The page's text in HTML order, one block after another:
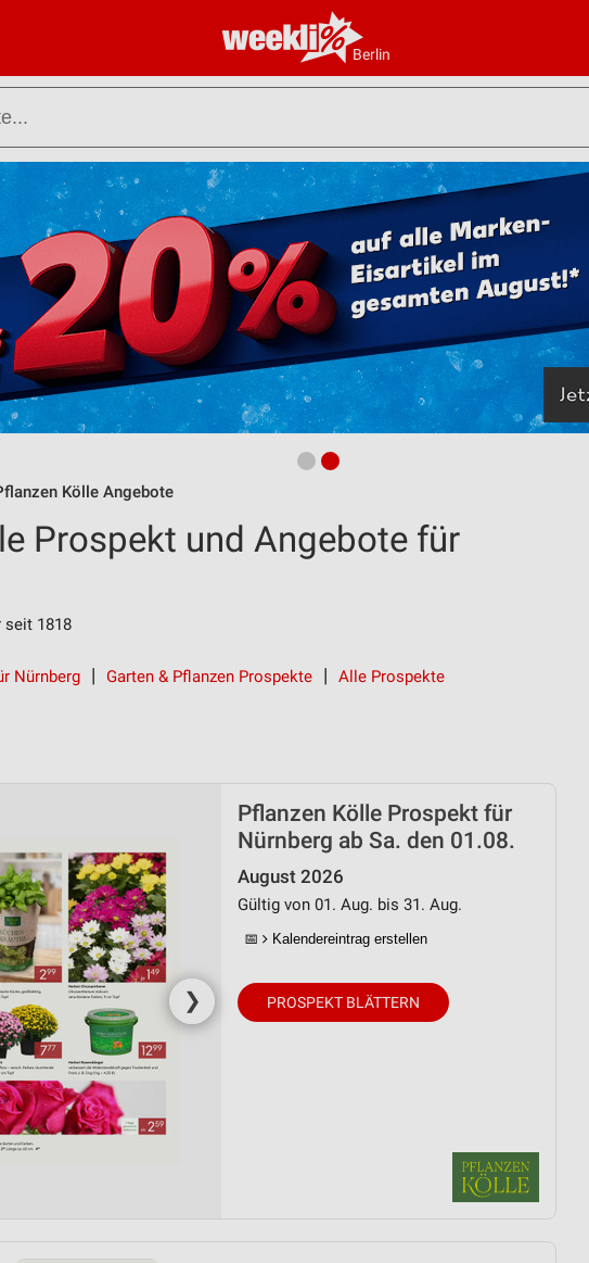
Berlin
Kölle Angebote
Prospekt und Angebote für
seit 1818
Nürnberg Garten & Pflanzen Prospekte Alle Prospekte
❯
Pflanzen Kölle Prospekt für
Nürnberg ab Sa. den 01.08.
August 2026
Gültig von 01. Aug. bis 31. Aug.
📅 Kalendereintrag erstellen
PROSPEKT BLÄTTERN